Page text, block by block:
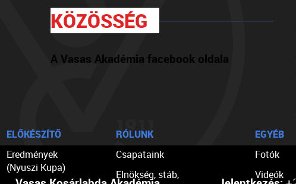
KÖZÖSSÉG
A Vasas Akadémia facebook oldala
ELŐKÉSZÍTŐ
Eredmények
(Nyuszi Kupa)
RÓLUNK
Csapataink
Elnökség, stáb,
EGYÉB
Fotók
Videók